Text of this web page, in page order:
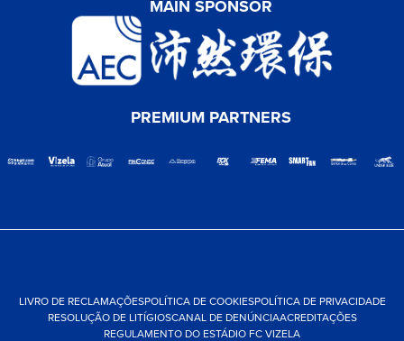
MAIN SPONSOR
PREMIUM PARTNERS
LIVRO DE RECLAMAÇÕESPOLÍTICA DE COOKIESPOLÍTICA DE PRIVACIDADE
RESOLUÇÃO DE LITÍGIOSCANAL DE DENÚNCIAACREDITAÇÕES
REGULAMENTO DO ESTÁDIO FC VIZELA